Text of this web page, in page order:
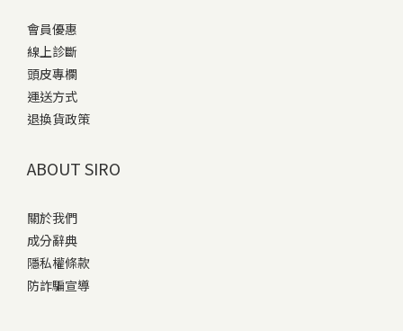
會員優惠
線上診斷
頭皮專欄
運送方式
退換貨政策
ABOUT SIRO
關於我們
成分辭典
隱私權條款
防詐騙宣導